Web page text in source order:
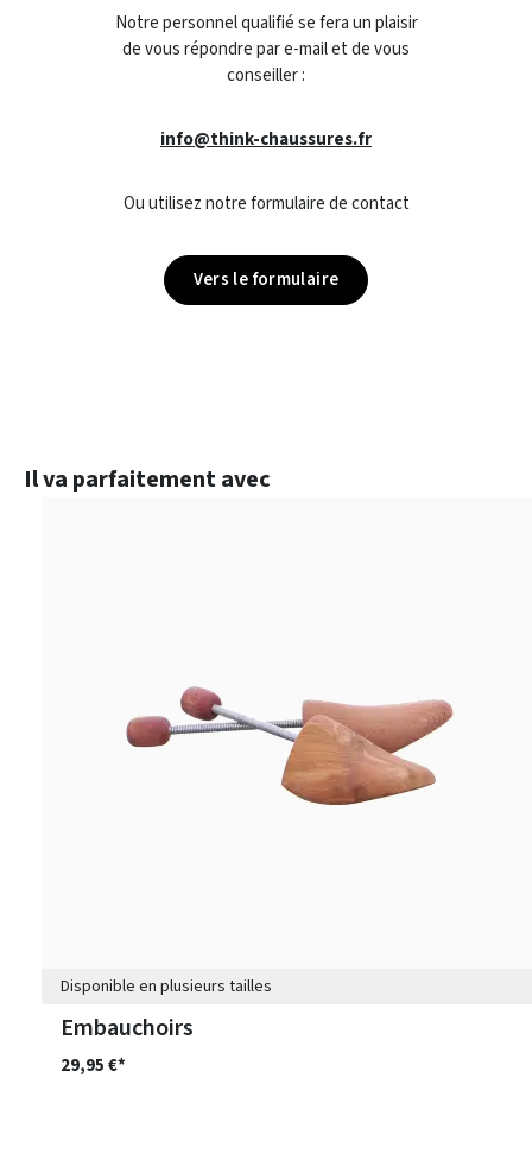
Notre personnel qualifié se fera un plaisir
de vous répondre par e-mail et de vous
conseiller :
info@think-chaussures.fr
Ou utilisez notre formulaire de contact
Vers le formulaire
Ignorer la galerie de produits
Il va parfaitement avec
Disponible en plusieurs tailles
Embauchoirs
29,95 €*